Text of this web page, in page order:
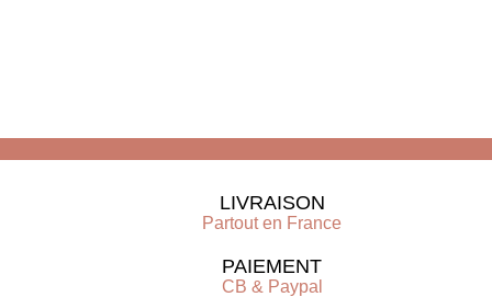
LIVRAISON
Partout en France
PAIEMENT
CB & Paypal